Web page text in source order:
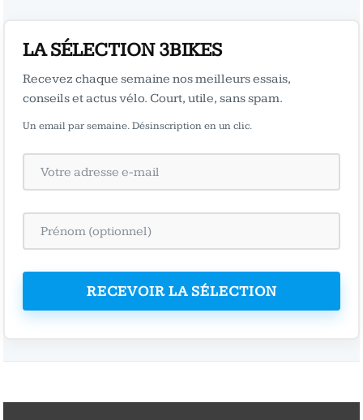
LA SÉLECTION 3BIKES
Recevez chaque semaine nos meilleurs essais,
conseils et actus vélo. Court, utile, sans spam.
Un email par semaine. Désinscription en un clic.
RECEVOIR LA SÉLECTION